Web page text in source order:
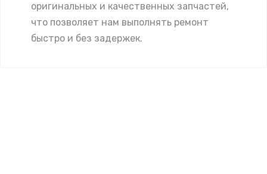
оригинальных и качественных запчастей,
что позволяет нам выполнять ремонт
быстро и без задержек.